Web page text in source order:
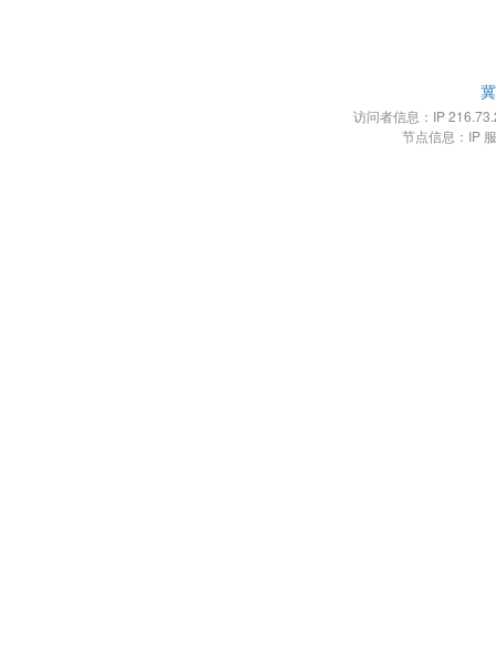
访问者信息：IP
节点信息：IP